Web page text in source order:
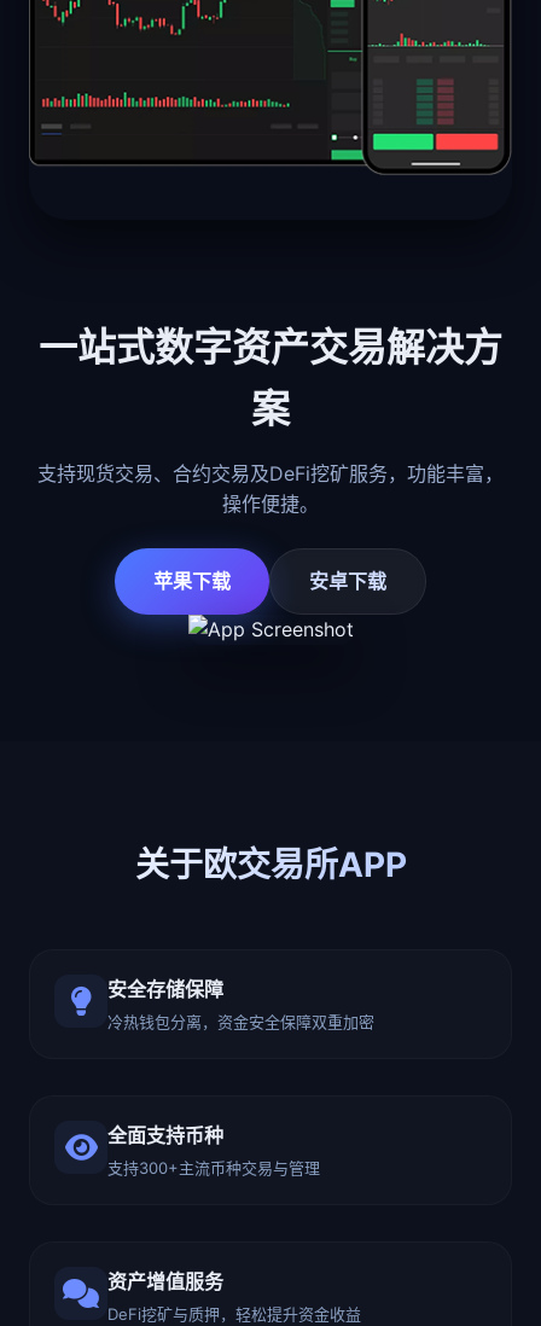
一站式数字资产交易解决方
案
支持现货交易、合约交易及DeFi挖矿服务，功能丰富，
操作便捷。
苹果下载 安卓下载
关于欧交易所APP
安全存储保障
冷热钱包分离，资金安全保障双重加密
全面支持币种
支持300+主流币种交易与管理
资产增值服务
DeFi挖矿与质押，轻松提升资金收益